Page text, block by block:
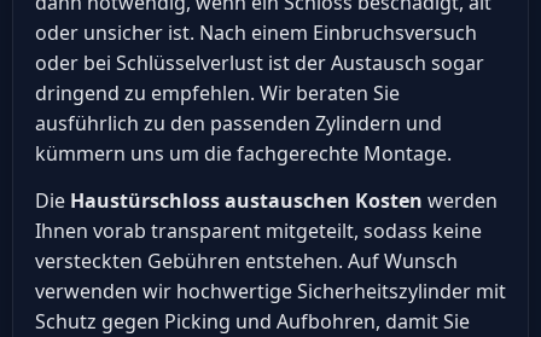
oder unsicher ist. Nach einem Einbruchsversuch
oder bei Schlüsselverlust ist der Austausch sogar
dringend zu empfehlen. Wir beraten Sie
ausführlich zu den passenden Zylindern und
kümmern uns um die fachgerechte Montage.
Die Haustürschloss austauschen Kosten werden
Ihnen vorab transparent mitgeteilt, sodass keine
versteckten Gebühren entstehen. Auf Wunsch
verwenden wir hochwertige Sicherheitszylinder mit
Schutz gegen Picking und Aufbohren, damit Sie